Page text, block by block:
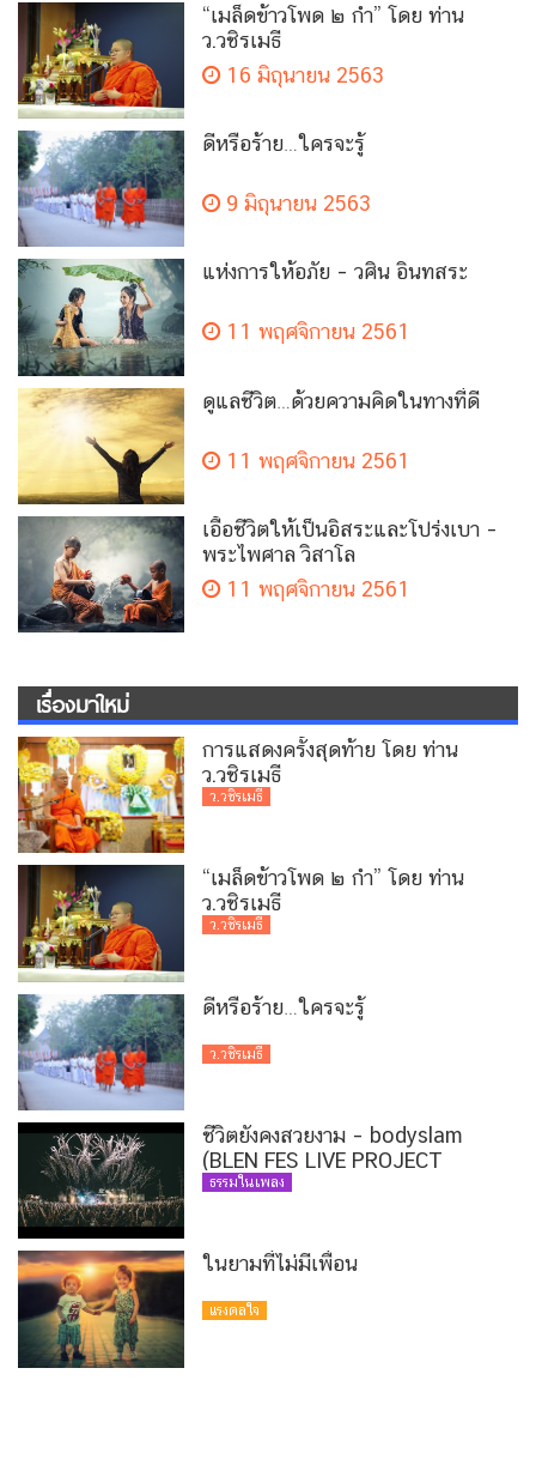
“เมล็ดข้าวโพด ๒ กำ” โดย ท่าน
ว.วชิรเมธี
16 มิถุนายน 2563
ดีหรือร้าย…ใครจะรู้
9 มิถุนายน 2563
แห่งการให้อภัย – วศิน อินทสระ
11 พฤศจิกายน 2561
ดูแลชีวิต…ด้วยความคิดในทางที่ดี
11 พฤศจิกายน 2561
เอื้อชีวิตให้เป็นอิสระและโปร่งเบา –
พระไพศาล วิสาโล
11 พฤศจิกายน 2561
เรื่องมาใหม่
การแสดงครั้งสุดท้าย โดย ท่าน
ว.วชิรเมธี
ว.วชิรเมธี
“เมล็ดข้าวโพด ๒ กำ” โดย ท่าน
ว.วชิรเมธี
ว.วชิรเมธี
ดีหรือร้าย…ใครจะรู้
ว.วชิรเมธี
ชีวิตยังคงสวยงาม – bodyslam
(BLEN FES LIVE PROJECT
VERSION)
ธรรมในเพลง
ในยามที่ไม่มีเพื่อน
แรงดลใจ